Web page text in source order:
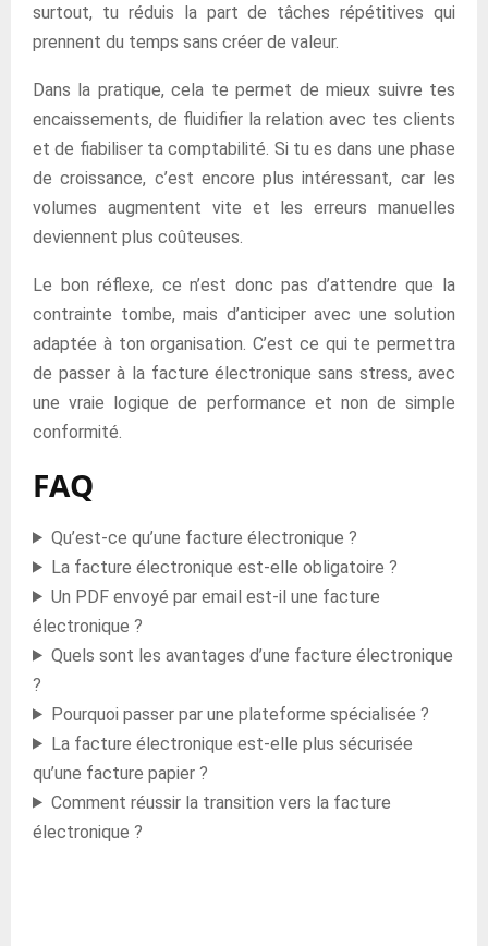
surtout, tu réduis la part de tâches répétitives qui
prennent du temps sans créer de valeur.
Dans la pratique, cela te permet de mieux suivre tes
encaissements, de fluidifier la relation avec tes clients
et de fiabiliser ta comptabilité. Si tu es dans une phase
de croissance, c’est encore plus intéressant, car les
volumes augmentent vite et les erreurs manuelles
deviennent plus coûteuses.
Le bon réflexe, ce n’est donc pas d’attendre que la
contrainte tombe, mais d’anticiper avec une solution
adaptée à ton organisation. C’est ce qui te permettra
de passer à la facture électronique sans stress, avec
une vraie logique de performance et non de simple
conformité.
FAQ
Qu’est-ce qu’une facture électronique ?
La facture électronique est-elle obligatoire ?
Un PDF envoyé par email est-il une facture
électronique ?
Quels sont les avantages d’une facture électronique
?
Pourquoi passer par une plateforme spécialisée ?
La facture électronique est-elle plus sécurisée
qu’une facture papier ?
Comment réussir la transition vers la facture
électronique ?